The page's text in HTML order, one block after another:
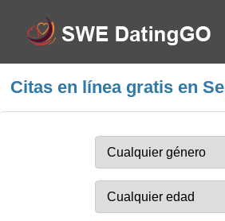
Citas en línea gratis en